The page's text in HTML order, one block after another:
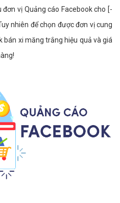
vị Quảng cáo Facebook cho [-
nhiên để chọn được đơn vị cung
bán xi măng trắng hiệu quả và giá